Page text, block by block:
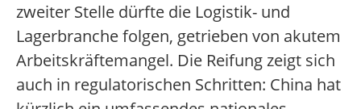
zweiter Stelle dürfte die Logistik- und
Lagerbranche folgen, getrieben von akutem
Arbeitskräftemangel. Die Reifung zeigt sich
auch in regulatorischen Schritten: China hat